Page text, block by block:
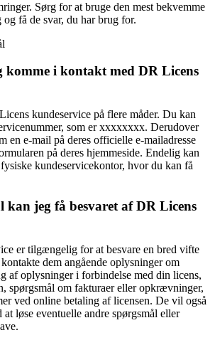
Sørg for at bruge den mest bekvemme
få de svar, du har brug for.
i kontakt med DR Licens
kundeservice på flere måder. Du kan
som er xxxxxxxx. Derudover
en e-mail på deres officielle e-mailadresse
på deres hjemmeside. Endelig kan
kundeservicekontor, hvor du kan få
kan jeg få besvaret af DR Licens
er tilgængelig for at besvare en bred vifte
dem angående oplysninger om
af oplysninger i forbindelse med din licens,
spørgsmål om fakturaer eller opkrævninger,
ved online betaling af licensen. De vil også
løse eventuelle andre spørgsmål eller